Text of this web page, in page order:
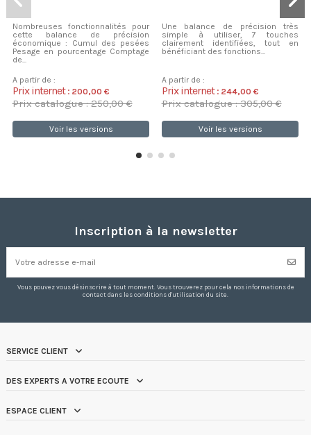
Nombreuses fonctionnalités pour
cette balance de précision
économique : Cumul des pesées
Pesage en pourcentage Comptage
de...
A partir de :
Prix internet : 200,00 €
Prix catalogue : 250,00 €
Voir les versions
Une balance de précision très
simple à utiliser, 7 touches
clairement identifiées, tout en
bénéficiant des fonctions...
A partir de :
Prix internet : 244,00 €
Prix catalogue : 305,00 €
Voir les versions
Inscription à la newsletter
Vous pouvez vous désinscrire à tout moment. Vous trouverez pour cela nos informations de
contact dans les conditions d'utilisation du site.
SERVICE CLIENT
DES EXPERTS A VOTRE ECOUTE
ESPACE CLIENT